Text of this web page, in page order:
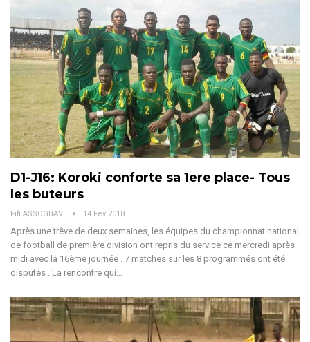
D1-J16: Koroki conforte sa 1ere place- Tous
les buteurs
Fifi ASSOGBAVI 14 Fév 2018
Après une trêve de deux semaines, les équipes du championnat national
de football de première division ont repris du service ce mercredi après
midi avec la 16ème journée . 7 matches sur les 8 programmés ont été
disputés . La rencontre qui…